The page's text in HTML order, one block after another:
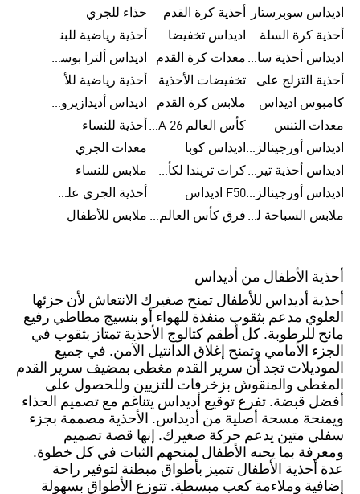
اديداس سوبرستار
أحذية كرة القدم
حذاء للجري
أحذية كرة السلة
اديداس تخفيضات للرجال
أحذية رياضية للبنات
اديداس أحذية سامبا للنساء معدات كرة القدم
اديداس ألترا بوست
أحذية التزلج على اللوح للرجال
تخفيضات الأحذية للرجال
أحذية رياضية للأطفال
كامبوس اديداس
ملابس كرة القدم
اديداس أديدازيرو معدات الجري
معدات التنس
كأس العالم FIFA 26™ أحذية للنساء
اديداس أورجينالز ملابس للنساء اديداس كوبا
معدات الجري
اديداس أحذية تيريكس
كرات تريندا لكأس العالم FIFA 26™
ملابس للنساء
اديداس أورجينالز صنادل للنساءF50 اديداس
أحذية الجري على الطرق الوعرة للرجال
ملابس السباحة للنساء
فرق كأس العالم FIFA 26™ ملابس للأطفال
أحذية الأطفال من أديداس
أحذية أديداس للأطفال تمنح صغيرك الانتعاش لأن جزئها
العلوي مدعم بثقوب منفذة للهواء أو بنسيج مطاطي رفيع
مانح للرطوبة. كل أطقم كتالوج الأحذية تمتاز بثقوب في
الجزء الأمامي وتمنح إغلاق الدانتيل الآمن. في جميع
الموديلات تجد أن سرير القدم مغطى بمضيف سرير القدم
المغطى والمنقوش بزخرفات للتزيين وللحصول على
أفضل قبضة. تفرع توقيع أديداس يتناغم مع تصميم الحذاء
ويمنحة مسحة أصلية من أديداس. الأحذية مصممة بجزء
سفلي متين يدعم حركة صغيرك. إنها قصة تصميم
ومعرفة بما يحبه الأطفال لمنحهم الثبات في كل خطوة.
عدة أحذية الأطفال تتميز بأطواق مبطنة لتوفير راحة
إضافية وملاءمة كعب مبسطة. تتوزع الأطواق بسهولة